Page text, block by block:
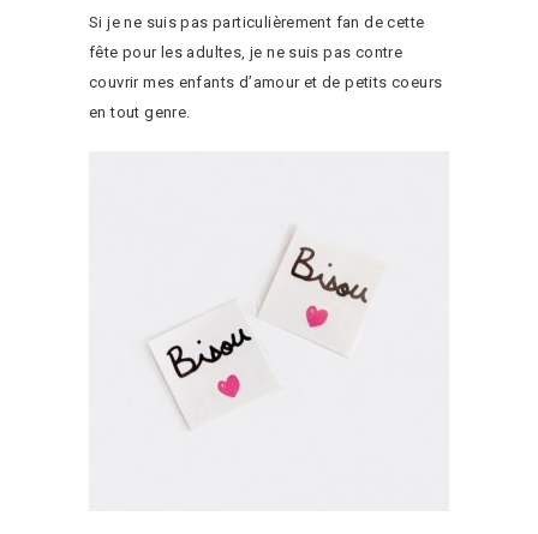
Si je ne suis pas particulièrement fan de cette
fête pour les adultes, je ne suis pas contre
couvrir mes enfants d’amour et de petits coeurs
en tout genre.